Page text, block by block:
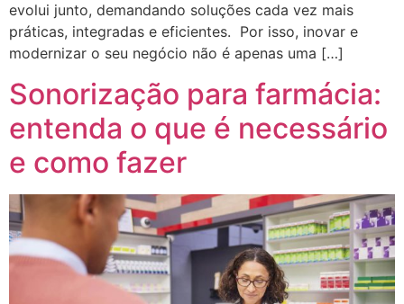
evolui junto, demandando soluções cada vez mais
práticas, integradas e eficientes. Por isso, inovar e
modernizar o seu negócio não é apenas uma […]
Sonorização para farmácia:
entenda o que é necessário
e como fazer